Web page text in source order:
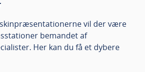
vil der være
bemandet af
Her kan du få et dybere